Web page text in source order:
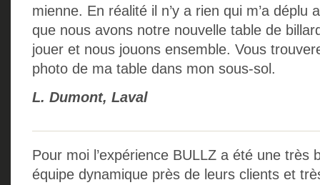
mienne. En réalité il n’y a rien qui m’a déplu
que nous avons notre nouvelle table de
jouer et nous jouons ensemble. Vous
photo de ma table dans mon sous-sol.
L. Dumont, Laval
Pour moi l’expérience BULLZ a été une très
équipe dynamique près de leurs clients et